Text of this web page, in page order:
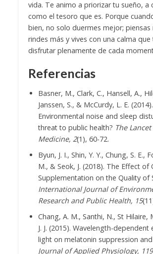
vida. Te animo a priorizar tu sueño, a
como el tesoro que es. Porque
bien, no solo duermes mejor; piensas
rindes más y vives con una calma
disfrutar plenamente de cada
Referencias
Basner, M., Clark, C., Hansell, A.,
Janssen, S., & McCurdy, L. E. (2014).
Environmental noise and sleep
threat to public health? The
Medicine, 2(1), 60-72.
Byun, J. I., Shin, Y. Y., Chung, S. E.,
M., & Seok, J. (2018). The Effect of
Supplementation on the Quality of
International Journal of
Research and Public Health, 15
Chang, A. M., Santhi, N., St Hilaire,
J. J. (2015). Wavelength-
light on melatonin suppression
Journal of Applied Physiology, 119